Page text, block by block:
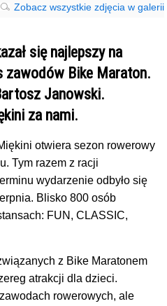
Zobacz wszystkie zdjęcia w galerii
się najlepszy na
zawodów Bike Maraton.
Janowski.
za nami.
otwiera sezon rowerowy
Tym razem z racji
wydarzenie odbyło się
Blisko 800 osób
FUN, CLASSIC,
z Bike Maratonem
atrakcji dla dzieci.
rowerowych, ale